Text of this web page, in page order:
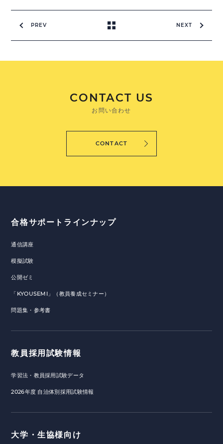
PREV NEXT
CONTACT US
お問い合わせ
CONTACT
合格サポートラインナップ
通信講座
模擬試験
公開ゼミ
「KYOUSEMI」（教員養成セミナー）
問題集・参考書
教員採用試験情報
学習法・教員採用試験データ
2026年度 自治体別採用試験情報
大学・生協様向け